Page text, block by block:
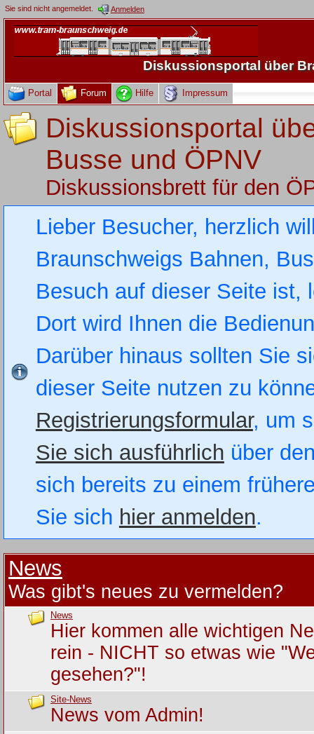
Sie sind nicht angemeldet. Anmelden
Diskussionsportal über
Portal Forum Hilfe Impressum
Diskussionsportal
Busse und ÖPNV
Diskussionsbrett für den
Lieber Besucher, herzlich
Braunschweigs Bahnen,
Besuch auf dieser Seite
Dort wird Ihnen die
Darüber hinaus sollten Sie
dieser Seite nutzen zu
Registrierungsformular, um
Sie sich ausführlich über
sich bereits zu einem
Sie sich hier anmelden.
News
Was gibt's neues zu vermelden?
News
Hier kommen alle wichtigen
rein - NICHT so etwas wie
gesehen?"!
Site-News
News vom Admin!